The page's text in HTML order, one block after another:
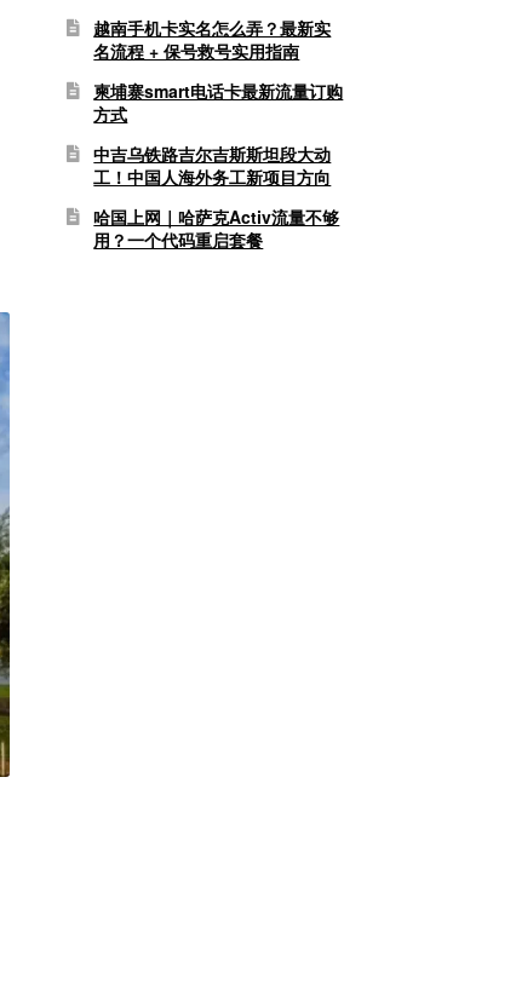
越南手机卡实名怎么弄？最新实
名流程 + 保号救号实用指南
柬埔寨smart电话卡最新流量订购
方式
中吉乌铁路吉尔吉斯斯坦段大动
工！中国人海外务工新项目方向
哈国上网｜哈萨克Activ流量不够
用？一个代码重启套餐